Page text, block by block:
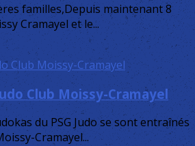
familles,Depuis maintenant 8
Cramayel et le...
Club Moissy-Cramayel
du PSG Judo se sont entraînés
Cramayel...